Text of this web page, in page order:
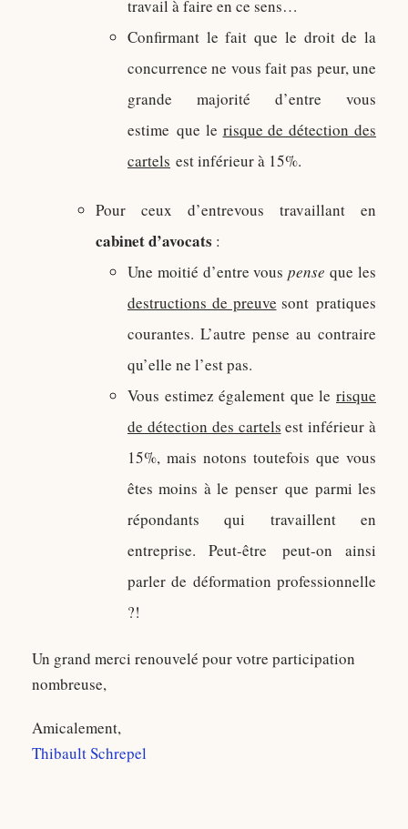
travail à faire en ce sens…
Confirmant le fait que le droit de la
concurrence ne vous fait pas peur, une
grande majorité d’entre vous
estime que le risque de détection des
cartels est inférieur à 15%.
Pour ceux d’entrevous travaillant en
cabinet d’avocats :
Une moitié d’entre vouspense que les
destructions de preuve sont pratiques
courantes. L’autre pense au contraire
qu’elle ne l’est pas.
Vous estimez également que le risque
de détection des cartels est inférieur à
15%, mais notons toutefois que vous
êtes moins à le penser que parmi les
répondants qui travaillent en
entreprise. Peut-être peut-on ainsi
parler de déformation professionnelle
?!
Un grand merci renouvelé pour votre participation
nombreuse,
Amicalement,
Thibault Schrepel